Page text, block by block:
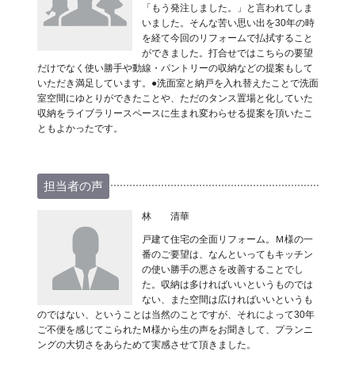
「もう発注しました。」と言われてしま
いました。そんな苦い思い出を30年の時
を経て今回のリフォームで払拭すること
ができました。打合せではこちらの要望
だけでなく使い勝手や動線・パントリーの収納などの提案もして
いただき満足しています。●洗面室と納戸を入れ替えたことで洗面
室空間にゆとりができたことや、ただのタンス置場と化していた
収納をライブラリースペースに生まれ変わらせる提案を頂いたこ
ともよかったです。
担当者の声
林 清華
戸建て住宅の全面リフォーム。Ｍ様の一
番のご要望は、なんといってもキッチン
の使い勝手の悪さを改善することでし
た。収納は多ければいいというものでは
ない、また空間は広ければいいというも
のではない、ということは当然のことですが、それによって30年
ご不便を感じてこられたＭ様から生の声をお聞きして、プランニ
ングの大切さをあらためて実感させて頂きました。